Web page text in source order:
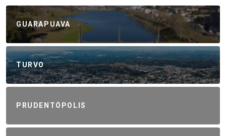
GUARAPUAVA
TURVO
PRUDENTÓPOLIS